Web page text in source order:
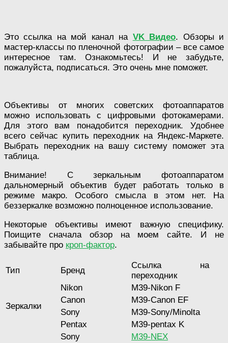
Это ссылка на мой канал на VK Видео. Обзоры и
мастер-классы по пленочной фотографии – все самое
интересное там. Ознакомьтесь! И не забудьте,
пожалуйста, подписаться. Это очень мне поможет.
Объективы от многих советских фотоаппаратов
можно использовать с цифровыми фотокамерами.
Для этого вам понадобится переходник. Удобнее
всего сейчас купить переходник на Яндекс-Маркете.
Выбрать переходник на вашу систему поможет эта
таблица.
Внимание! С зеркальным фотоаппаратом
дальномерный объектив будет работать только в
режиме макро. Особого смысла в этом нет. На
беззеркалке возможно полноценное использование.
Некоторые объективы имеют важную специфику.
Поищите сначала обзор на моем сайте. И не
забывайте про кроп-фактор.
Тип Бренд
Ссылка на
переходник
Зеркалки
Nikon
M39-Nikon F
Canon
M39-Canon EF
Sony
М39-Sony/Minolta
Pentax
M39-pentax K
Sony
M39-NEX